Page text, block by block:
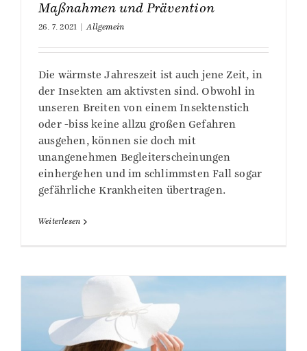
Maßnahmen und Prävention
26. 7. 2021 Allgemein
Die wärmste Jahreszeit ist auch jene Zeit, in
der Insekten am aktivsten sind. Obwohl in
unseren Breiten von einem Insektenstich
oder -biss keine allzu großen Gefahren
ausgehen, können sie doch mit
unangenehmen Begleiterscheinungen
einhergehen und im schlimmsten Fall sogar
gefährliche Krankheiten übertragen.
Weiterlesen